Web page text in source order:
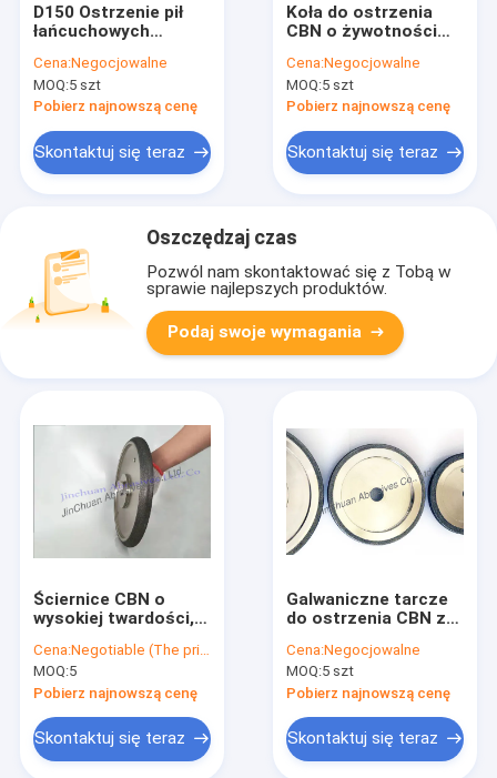
D150 Ostrzenie pił
łańcuchowych
tarcze ścierne CBN
Cena:Negocjowalne
MOQ:5 szt
Pobierz najnowszą cenę
Skontaktuj się teraz
Koła do ostrzenia
CBN o żywotności
7 / 39,5
Cena:Negocjowalne
MOQ:5 szt
Pobierz najnowszą cenę
Skontaktuj się teraz
Oszczędzaj czas
Pozwól nam skontaktować się z Tobą w
sprawie najlepszych produktów.
Podaj swoje wymagania
Ściernice CBN o
wysokiej twardości,
ziarnistość ISO9001
Cena:Negotiable (The price depends on the size)
MOQ:5
Pobierz najnowszą cenę
Skontaktuj się teraz
Galwaniczne tarcze
do ostrzenia CBN z
możliwością
ostrzenia 5000
metrów
Cena:Negocjowalne
MOQ:5 szt
Pobierz najnowszą cenę
Skontaktuj się teraz